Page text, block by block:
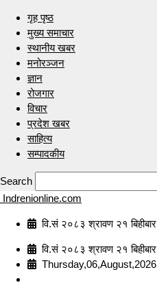
गृह पृष्ठ
मुख्य समाचार
स्थानीय खबर
मनोरञ्जन
ज्ञान
रोजगार
विचार
प्रदेश खबर
साहित्य
सम्पादकीय
Search
Indrenionline.com
वि.सं २०८३ श्रावण २१ बिहीबार
वि.सं २०८३ श्रावण २१ बिहीबार
Thursday,06,August,2026